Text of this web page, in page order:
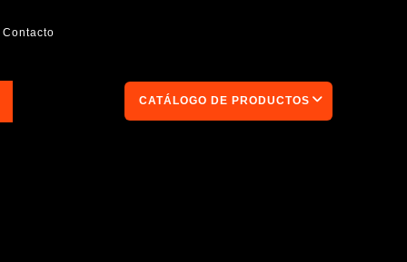
Contacto
CATÁLOGO DE PRODUCTOS